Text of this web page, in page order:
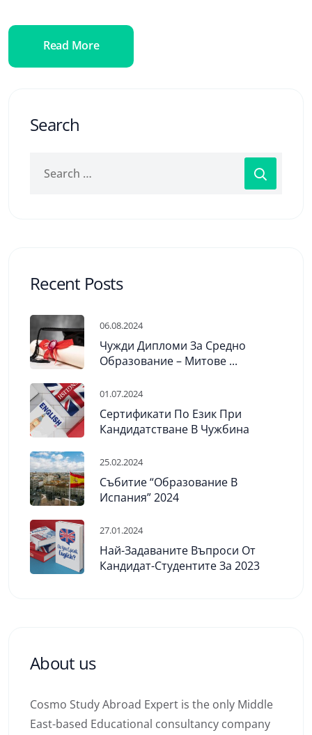
Read More
Search
Recent Posts
06.08.2024
Чужди Дипломи За Средно
Образование – Митове ...
01.07.2024
Сертификати По Език При
Кандидатстване В Чужбина
25.02.2024
Събитие “Образование В
Испания” 2024
27.01.2024
Най-Задаваните Въпроси От
Кандидат-Студентите За 2023
About us
Cosmo Study Abroad Expert is the only Middle
East-based Educational consultancy company